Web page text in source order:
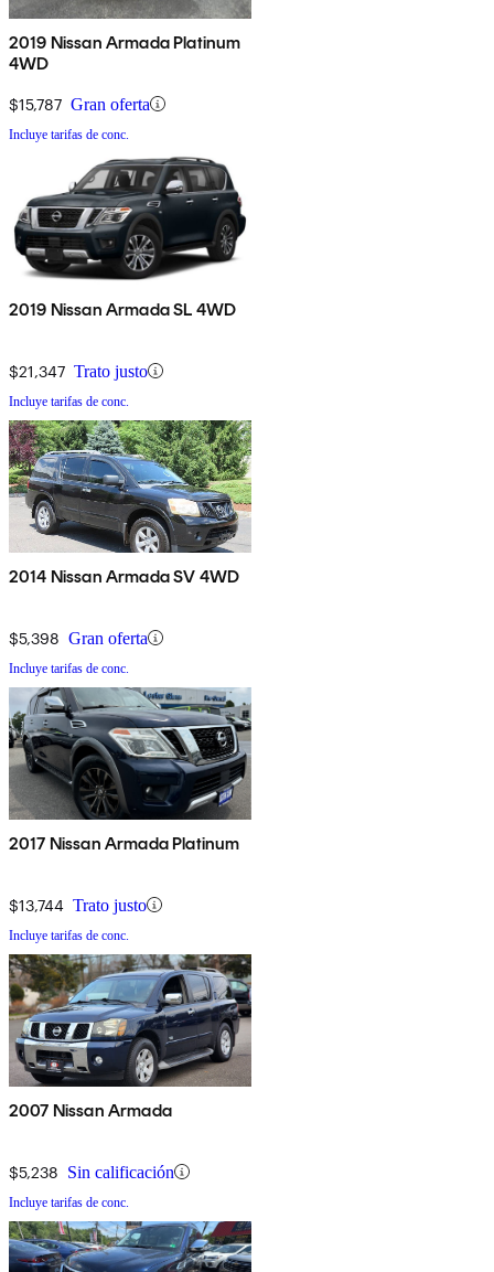
2019 Nissan Armada Platinum
4WD
$15,787 Gran oferta
Incluye tarifas de conc.
2019 Nissan Armada SL 4WD
$21,347 Trato justo
Incluye tarifas de conc.
2014 Nissan Armada SV 4WD
$5,398 Gran oferta
Incluye tarifas de conc.
2017 Nissan Armada Platinum
$13,744 Trato justo
Incluye tarifas de conc.
2007 Nissan Armada
$5,238 Sin calificación
Incluye tarifas de conc.